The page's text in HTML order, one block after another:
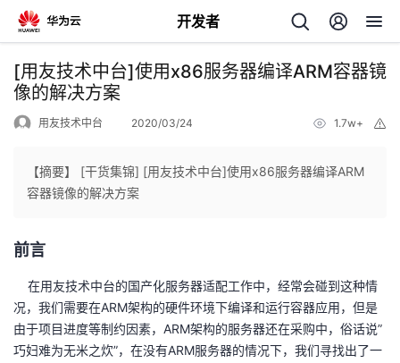
开发者
返
回
人
主
页
我
的
开
[用友技术中台]使用x86服务器编译ARM容器镜
像的解决方案
用友技术中台 2020/03/24 1.7w+
【摘要】 [干货集锦] [用友技术中台]使用x86服务器编译ARM
容器镜像的解决方案
前言
在用友技术中台的国产化服务器适配工作中，经常会碰到这种情
况，我们需要在ARM架构的硬件环境下编译和运行容器应用，但是
由于项目进度等制约因素，ARM架构的服务器还在采购中，俗话说”
巧妇难为无米之炊”，在没有ARM服务器的情况下，我们寻找出了一